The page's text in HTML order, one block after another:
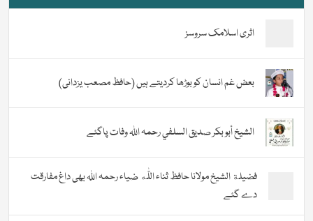
اثری اسلامک سروسز
بعض غم انسان کو بوڑھا کردیتے ہیں (حافظ مصعب یزدانی)
الشيخ أبو بكر صديق السلفي رحمہ اللہ وفات پاگئے
فضیلة الشيخ مولانا حافظ ثناء اللّٰه ضیاء رحمہ اللہ بھی داغ مفارقت
دے گئے